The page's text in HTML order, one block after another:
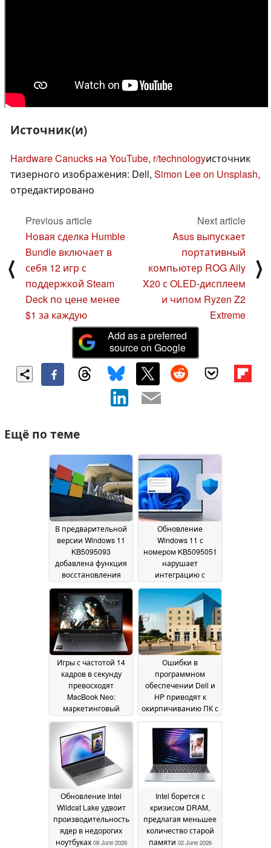
Источник(и)
Hardware Canucks на YouTube, r/technologyисточник
тизерного изображения: Dell, Simon Lee on Unsplash,
отредактировано
⟨
Previous article
Новая сделка Humble
Bundle включает в
себя 12 игр с
поддержкой Steam
Deck по цене менее
$1 за каждую
Next article
Asus выпускает
портативный
компьютер ROG Ally
X20 с OLED-дисплеем
и чипом Ryzen Z2
Extreme
⟩
Add as a preferred
source on Google
Ещё по теме
В предварительной
версии Windows 11
KB5095093
добавлена функция
восстановления
системы на
определенный
момент времени
June 2026
Обновление
Windows 11 с
номером KB5095051
нарушает
интеграцию с
Microsoft Office20 June
2026
Игры с частотой 14
кадров в секунду
превосходят
MacBook Neo:
маркетинговый
отдел AMD пускает в
ход вводящие в
заблуждение
заявления Apple
June 2026
Ошибки в
программном
обеспечении Dell и
HP приводят к
окирпичиванию ПК с
Обновление Intel
Wildcat Lake удвоит
производительность
ядер в недорогих
ноутбуках 08 June 2026
Intel борется с
кризисом DRAM,
предлагая меньшее
количество старой
памяти 02 June 2026